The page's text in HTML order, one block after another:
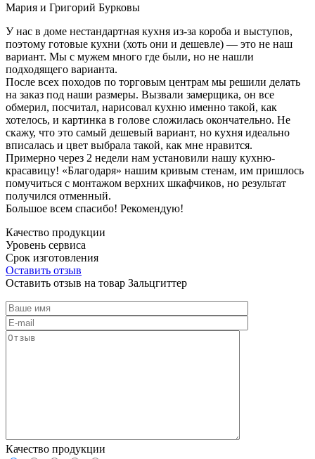
Мария и Григорий Бурковы
У нас в доме нестандартная кухня из-за короба и выступов,
поэтому готовые кухни (хоть они и дешевле) — это не наш
вариант. Мы с мужем много где были, но не нашли
подходящего варианта.
После всех походов по торговым центрам мы решили делать
на заказ под наши размеры. Вызвали замерщика, он все
обмерил, посчитал, нарисовал кухню именно такой, как
хотелось, и картинка в голове сложилась окончательно. Не
скажу, что это самый дешевый вариант, но кухня идеально
вписалась и цвет выбрала такой, как мне нравится.
Примерно через 2 недели нам установили нашу кухню-
красавицу! «Благодаря» нашим кривым стенам, им пришлось
помучиться с монтажом верхних шкафчиков, но результат
получился отменный.
Большое всем спасибо! Рекомендую!
Качество продукции
Уровень сервиса
Срок изготовления
Оставить отзыв
Оставить отзыв на товар Зальцгиттер
Качество продукции